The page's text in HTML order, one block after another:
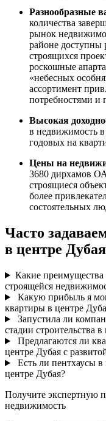
Разнообразные
количества
рынок
районе доступны
строящихся
роскошные
«небесных
ассортимент
потребностями и
Высокая
в недвижимость в
годовых на
Цены на
3680 дирхамов
строящиеся
более
состоятельных
Часто
в центре Дубая
Какие
строящейся
Какую прибыль я
квартиры в центре
Запустила ли
стадии строительства
Предлагаются ли
центре Дубая с
Есть ли пентхаусы в
центре Дубая?
Получите экспертную
недвижимость